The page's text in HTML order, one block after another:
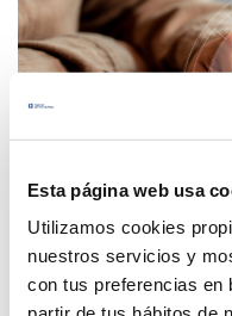
Esta página web usa
Utilizamos cookies
nuestros servicios y
con tus preferencias en